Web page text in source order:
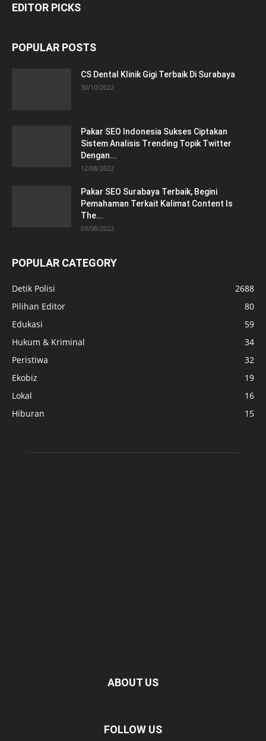
EDITOR PICKS
POPULAR POSTS
CS Dental Klinik Gigi Terbaik Di Surabaya
30/10/2022
Pakar SEO Indonesia Sukses Ciptakan
Sistem Analisis Trending Topik Twitter
Dengan...
12/08/2022
Pakar SEO Surabaya Terbaik, Begini
Pemahaman Terkait Kalimat Content Is
The...
03/08/2022
POPULAR CATEGORY
Detik Polisi
2688
Pilihan Editor
80
Edukasi
59
Hukum & Kriminal
34
Peristiwa
32
Ekobiz
19
Lokal
16
Hiburan
15
ABOUT US
FOLLOW US